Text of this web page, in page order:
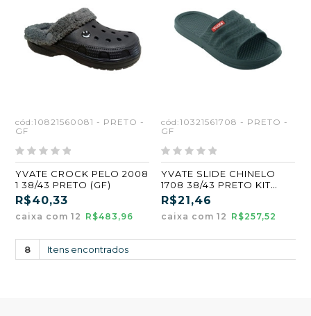
cód:10821560081 - PRETO -
GF
YVATE CROCK PELO 2008
1 38/43 PRETO (GF)
R$40,33
caixa com 12 R$483,96
cód:10321561708 - PRETO -
GF
YVATE SLIDE CHINELO
1708 38/43 PRETO KIT
COM 12 PARES (GF)
R$21,46
caixa com 12 R$257,52
8 Itens encontrados